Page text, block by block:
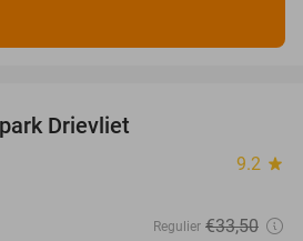
Drievliet
9.2 star
Regulier €33,50